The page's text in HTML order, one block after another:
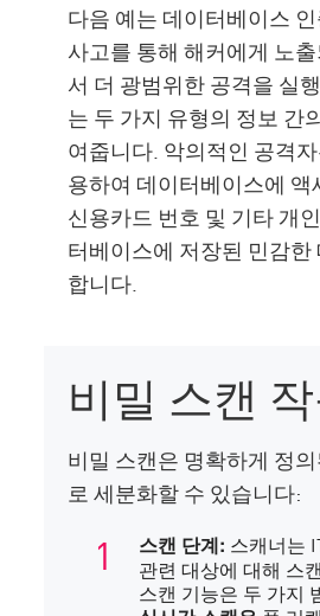
다음 예는 데이터베이스
사고를 통해 해커에게 노
서 더 광범위한 공격을 실
는 두 가지 유형의 정보 간
여줍니다. 악의적인 공격
용하여 데이터베이스에 액
신용카드 번호 및 기타 개
터베이스에 저장된 민감한
합니다.
비밀 스캔
비밀 스캔은 명확하게 정
로 세분화할 수 있습니다:
스캔 단계: 스캐너는
관련 대상에 대해 스
스캔 기능은 두 가지